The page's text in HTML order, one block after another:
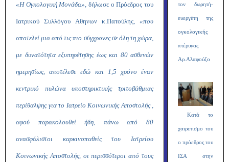
«Η Ογκολογική Μονάδα», δήλωσε ο Πρόεδρος του
Ιατρικού Συλλόγου Αθηνων κ.Πατούλης, «που
αποτελεί μια από τις πιο σύγχρονες σε όλη τη χώρα,
με δυνατότητα εξυπηρέτησης έως και 80 ασθενών
ημερησίως, αποτέλεσε εδώ και 1,5 χρόνο έναν
κεντρικό πυλώνα υποστηρικτικής τριτοβάθμιας
περίθαλψης για το Ιατρείο Κοινωνικής Αποστολής ,
αφού παρακολουθεί ήδη, πάνω από 80
ανασφάλιστοι καρκινοπαθείς του Ιατρείου
Κοινωνικής Αποστολής, οι περισσότεροι από τους
τον δωρητή-
ευεργέτη της
ογκολογικής
πτέρυγας
Αρ.Αλαφούζο
Κατά το
χαιρετισμο του
ο πρόεδρος του
ΙΣΑ στην